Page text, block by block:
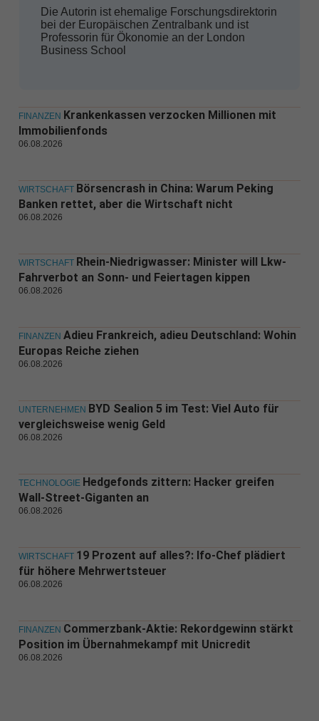
Die Autorin ist ehemalige Forschungsdirektorin
bei der Europäischen Zentralbank und ist
Professorin für Ökonomie an der London
Business School
FINANZEN Krankenkassen verzocken Millionen mit
Immobilienfonds
06.08.2026
WIRTSCHAFT Börsencrash in China: Warum Peking
Banken rettet, aber die Wirtschaft nicht
06.08.2026
WIRTSCHAFT Rhein-Niedrigwasser: Minister will Lkw-
Fahrverbot an Sonn- und Feiertagen kippen
06.08.2026
FINANZEN Adieu Frankreich, adieu Deutschland: Wohin
Europas Reiche ziehen
06.08.2026
UNTERNEHMEN BYD Sealion 5 im Test: Viel Auto für
vergleichsweise wenig Geld
06.08.2026
TECHNOLOGIE Hedgefonds zittern: Hacker greifen
Wall-Street-Giganten an
06.08.2026
WIRTSCHAFT 19 Prozent auf alles?: Ifo-Chef plädiert
für höhere Mehrwertsteuer
06.08.2026
FINANZEN Commerzbank-Aktie: Rekordgewinn stärkt
Position im Übernahmekampf mit Unicredit
06.08.2026